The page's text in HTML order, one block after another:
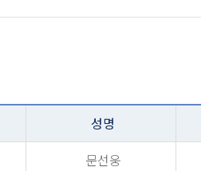
성명
문선웅